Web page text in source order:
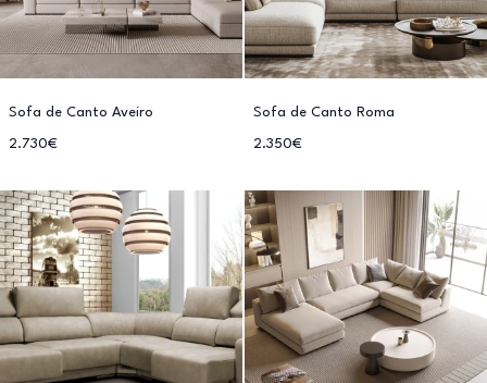
Sofa de Canto Aveiro
2.730€
Sofa de Canto Roma
2.350€